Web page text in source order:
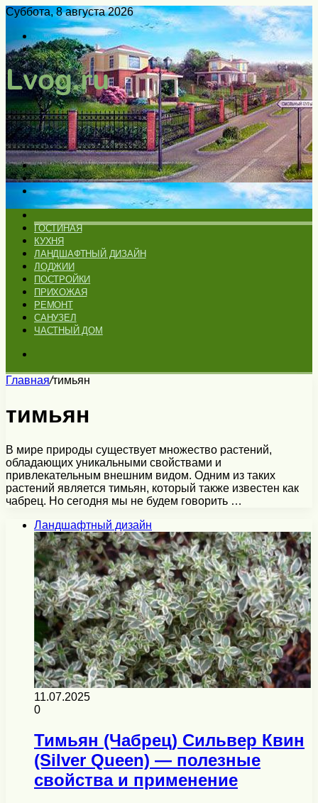
Суббота, 8 августа 2026
Войти
Switch
skin
Меню
Искать
Switch
skin
ГОСТИНАЯ
КУХНЯ
ЛАНДШАФТНЫЙ ДИЗАЙН
ЛОДЖИИ
ПОСТРОЙКИ
ПРИХОЖАЯ
РЕМОНТ
САНУЗЕЛ
ЧАСТНЫЙ ДОМ
Главная/тимьян
тимьян
В мире природы существует множество растений,
обладающих уникальными свойствами и
привлекательным внешним видом. Одним из таких
растений является тимьян, который также известен как
чабрец. Но сегодня мы не будем говорить …
Ландшафтный дизайн
11.07.2025
0
Тимьян (Чабрец) Сильвер Квин
(Silver Queen) — полезные
свойства и применение